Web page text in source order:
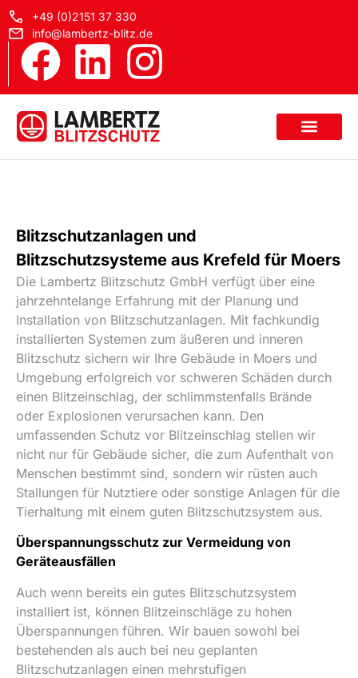
+49 (0)2151 37 330
info@lambertz-blitz.de
Blitzschutzanlagen und
Blitzschutzsysteme aus Krefeld für Moers
Die Lambertz Blitzschutz GmbH verfügt über eine
jahrzehntelange Erfahrung mit der Planung und
Installation von Blitzschutzanlagen. Mit fachkundig
installierten Systemen zum äußeren und inneren
Blitzschutz sichern wir Ihre Gebäude in Moers und
Umgebung erfolgreich vor schweren Schäden durch
einen Blitzeinschlag, der schlimmstenfalls Brände
oder Explosionen verursachen kann. Den
umfassenden Schutz vor Blitzeinschlag stellen wir
nicht nur für Gebäude sicher, die zum Aufenthalt von
Menschen bestimmt sind, sondern wir rüsten auch
Stallungen für Nutztiere oder sonstige Anlagen für die
Tierhaltung mit einem guten Blitzschutzsystem aus.
Überspannungsschutz zur Vermeidung von
Geräteausfällen
Auch wenn bereits ein gutes Blitzschutzsystem
installiert ist, können Blitzeinschläge zu hohen
Überspannungen führen. Wir bauen sowohl bei
bestehenden als auch bei neu geplanten
Blitzschutzanlagen einen mehrstufigen